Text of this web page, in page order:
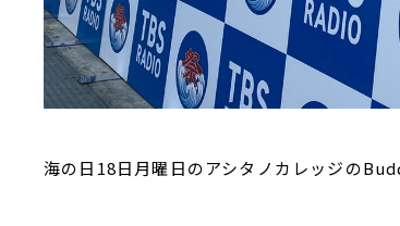
海の日18日月曜日のアシタノカレッジの